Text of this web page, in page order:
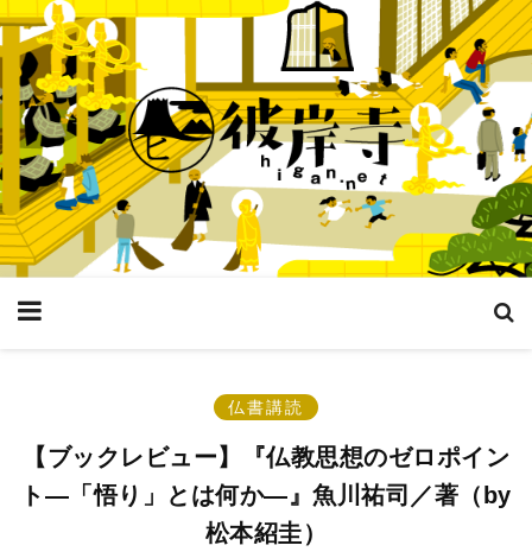
仏書講読
【ブックレビュー】『仏教思想のゼロポイン
ト―「悟り」とは何か―』魚川祐司／著（by
松本紹圭）